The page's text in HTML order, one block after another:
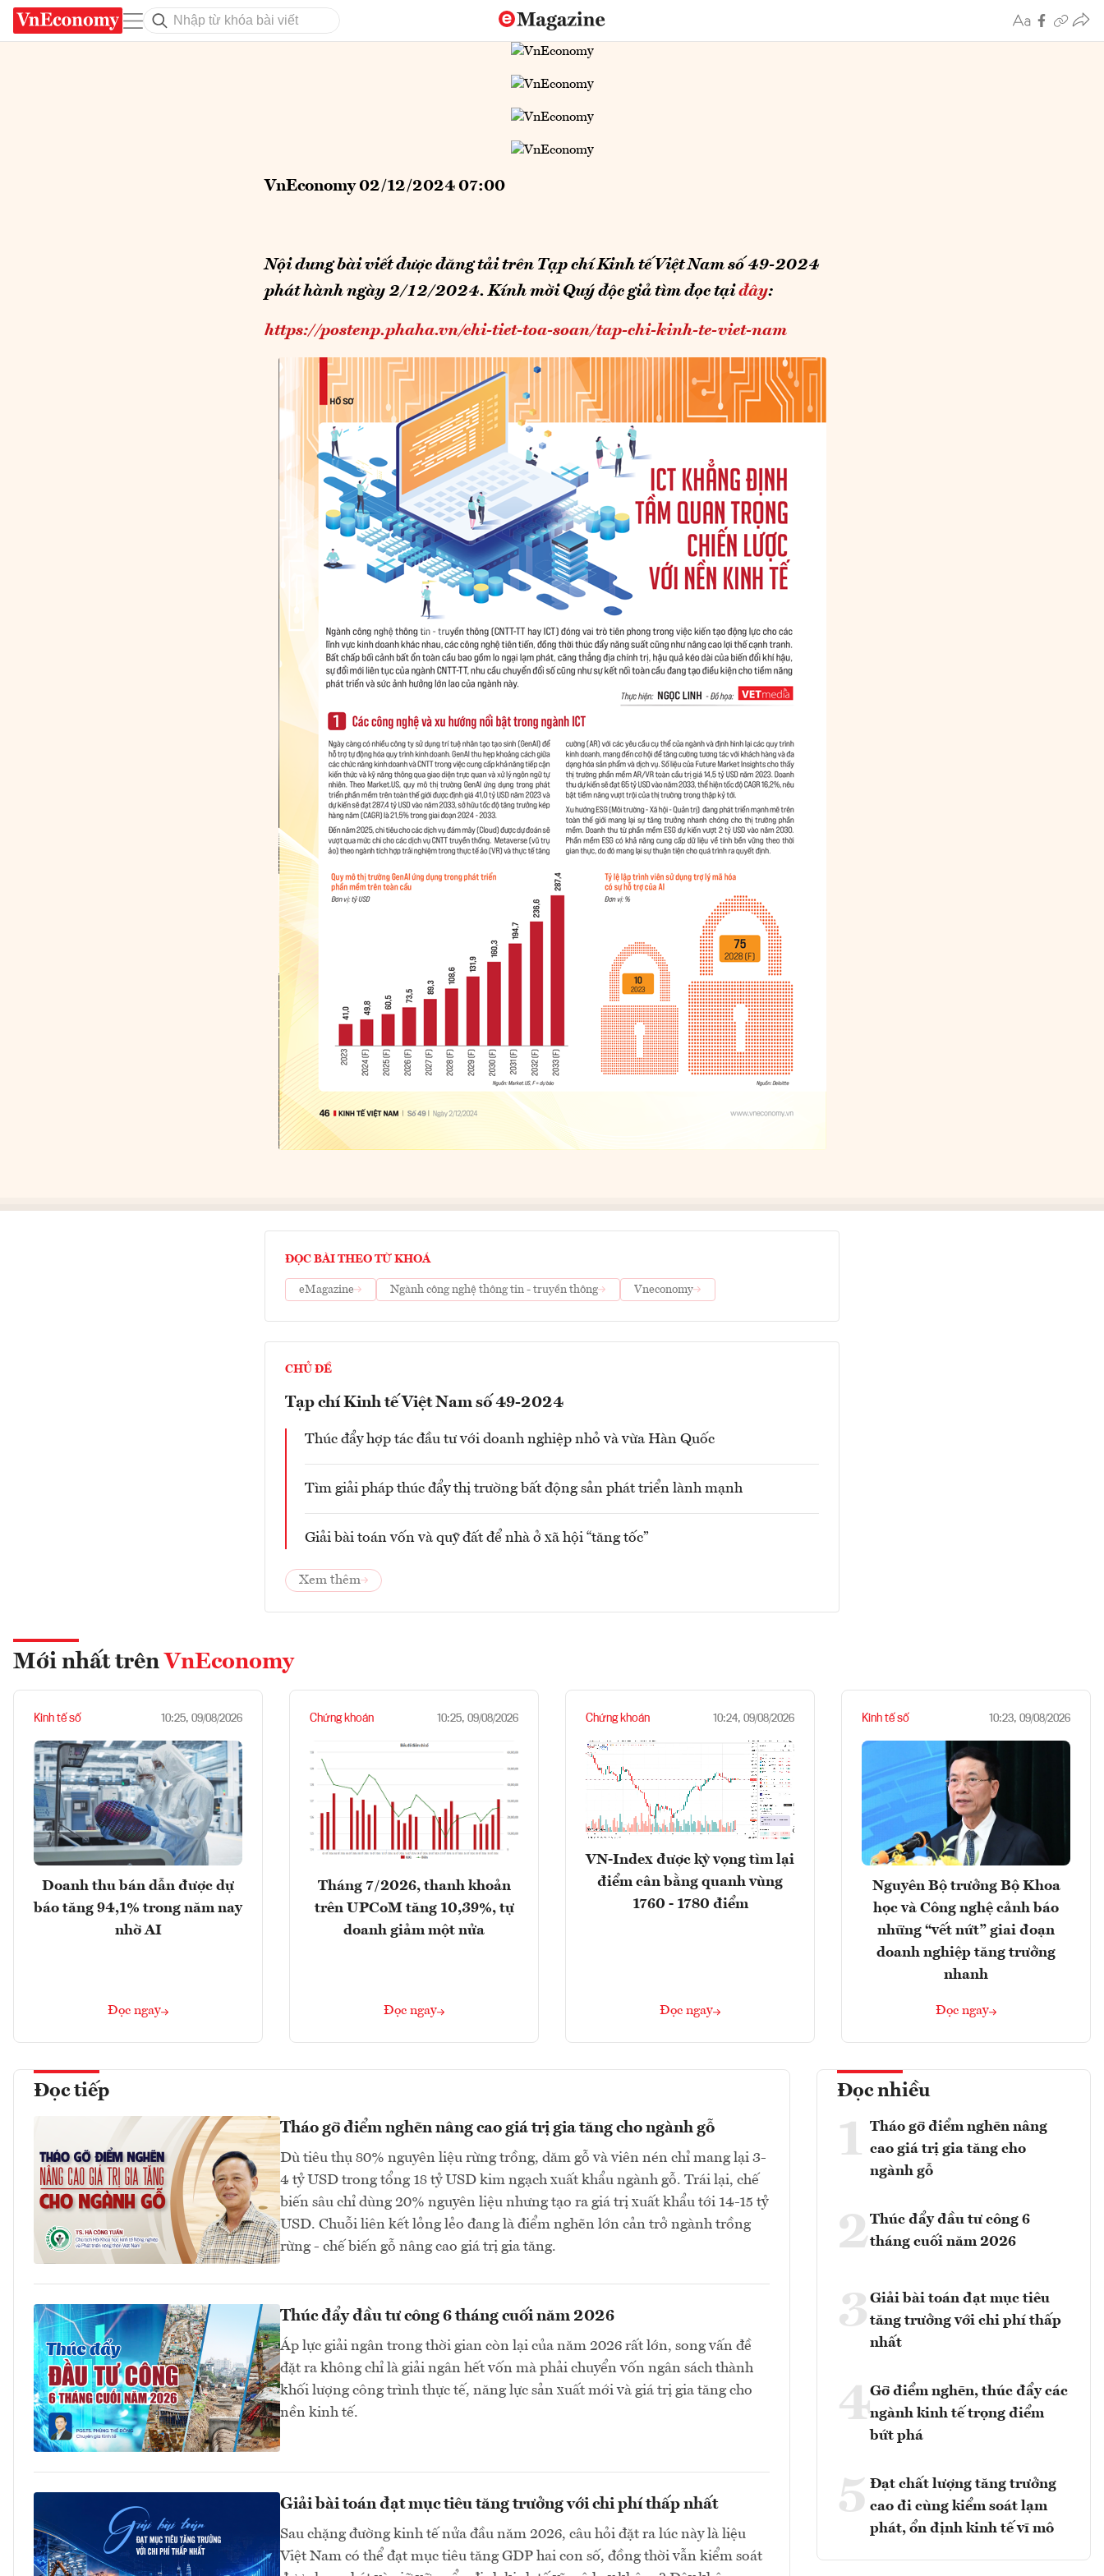
VnEconomy 02/12/2024 07:00
Nội dung bài viết được đăng tải trên Tạp chí Kinh tế Việt Nam số 49-2024
phát hành ngày 2/12/2024. Kính mời Quý độc giả tìm đọc tại đây:
https://postenp.phaha.vn/chi-tiet-toa-soan/tap-chi-kinh-te-viet-nam
ĐỌC BÀI THEO TỪ KHOÁ
eMagazine Ngành công nghệ thông tin - truyền thông Vneconomy
CHỦ ĐỀ
Tạp chí Kinh tế Việt Nam số 49-2024
Thúc đẩy hợp tác đầu tư với doanh nghiệp nhỏ và vừa Hàn Quốc
Tìm giải pháp thúc đẩy thị trường bất động sản phát triển lành mạnh
Giải bài toán vốn và quỹ đất để nhà ở xã hội “tăng tốc”
Xem thêm
Mới nhất trên VnEconomy
Kinh tế số 10:25, 09/08/2026
Doanh thu bán dẫn được dự
báo tăng 94,1% trong năm nay
nhờ AI
Đọc ngay
Chứng khoán 10:25, 09/08/2026
Tháng 7/2026, thanh khoản
trên UPCoM tăng 10,39%, tự
doanh giảm một nửa
Đọc ngay
Chứng khoán 10:24, 09/08/2026
VN-Index được kỳ vọng tìm lại
điểm cân bằng quanh vùng
1760 - 1780 điểm
Đọc ngay
Kinh tế số 10:23, 09/08/2026
Nguyên Bộ trưởng Bộ Khoa
học và Công nghệ cảnh báo
những “vết nứt” giai đoạn
doanh nghiệp tăng trưởng
nhanh
Đọc ngay
Đọc tiếp
Tháo gỡ điểm nghẽn nâng cao giá trị gia tăng cho ngành gỗ
Dù tiêu thụ 80% nguyên liệu rừng trồng, dăm gỗ và viên nén chỉ mang lại 3-
4 tỷ USD trong tổng 18 tỷ USD kim ngạch xuất khẩu ngành gỗ. Trái lại, chế
biến sâu chỉ dùng 20% nguyên liệu nhưng tạo ra giá trị xuất khẩu tới 14-15 tỷ
USD. Chuỗi liên kết lỏng lẻo đang là điểm nghẽn lớn cản trở ngành trồng
rừng - chế biến gỗ nâng cao giá trị gia tăng.
Thúc đẩy đầu tư công 6 tháng cuối năm 2026
Áp lực giải ngân trong thời gian còn lại của năm 2026 rất lớn, song vấn đề
đặt ra không chỉ là giải ngân hết vốn mà phải chuyển vốn ngân sách thành
khối lượng công trình thực tế, năng lực sản xuất mới và giá trị gia tăng cho
nền kinh tế.
Giải bài toán đạt mục tiêu tăng trưởng với chi phí thấp nhất
Sau chặng đường kinh tế nửa đầu năm 2026, câu hỏi đặt ra lúc này là liệu
Việt Nam có thể đạt mục tiêu tăng GDP hai con số, đồng thời vẫn kiểm soát
Đọc nhiều
1 Tháo gỡ điểm nghẽn nâng
cao giá trị gia tăng cho
ngành gỗ
2Thúc đẩy đầu tư công 6
tháng cuối năm 2026
3 Giải bài toán đạt mục tiêu
tăng trưởng với chi phí thấp
nhất
4Gỡ điểm nghẽn, thúc đẩy các
ngành kinh tế trọng điểm
bứt phá
5 Đạt chất lượng tăng trưởng
cao đi cùng kiểm soát lạm
phát, ổn định kinh tế vĩ mô